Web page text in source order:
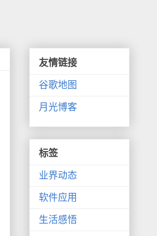
友情链接
谷歌地图
月光博客
标签
业界动态
软件应用
生活感悟